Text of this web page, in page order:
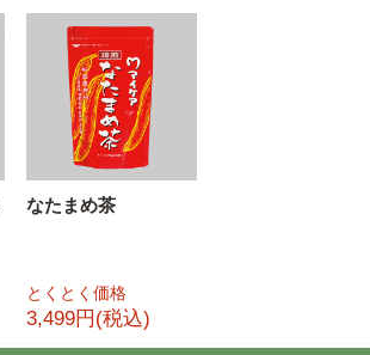
なたまめ茶
とくとく価格
3,499円(税込)